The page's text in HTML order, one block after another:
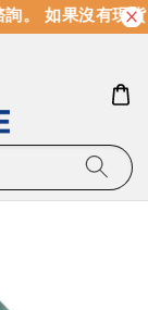
。 如果沒有現